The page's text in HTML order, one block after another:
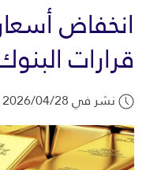
انخفاض
قرارات
نشر في 2026/04/28 الساعة 4:27 م